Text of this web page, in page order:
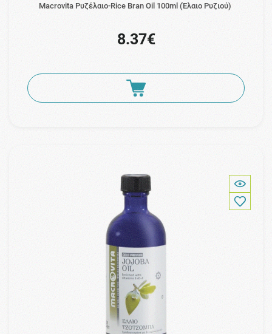
Macrovita Ρυζέλαιο-Rice Bran Oil 100ml (Έλαιο Ρυζιού)
8.37€